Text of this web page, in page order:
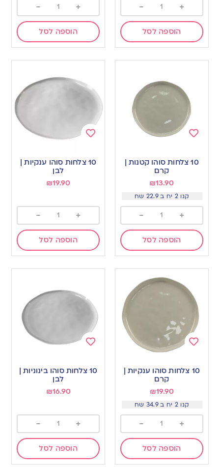
+
-
הוספה לסל
+
-
הוספה לסל
to 10 צלחות סוהו קטנות |
קרם
₪13.90
קנו 2 יח ב 22.9 שח
+
-
הוספה לסל
to 10 צלחות סוהו ענקיות |
לבן
₪19.90
+
-
הוספה לסל
to
wishlist
10 צלחות סוהו ענקיות |
קרם
₪19.90
קנו 2 יח ב 34.9 שח
+
-
הוספה לסל
to
wishlist
10 צלחות סוהו בינוניות |
לבן
₪16.90
+
-
הוספה לסל